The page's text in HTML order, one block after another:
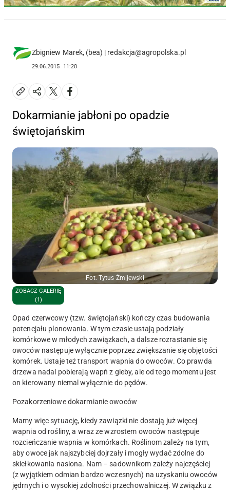
Zbigniew Marek, (bea) | redakcja@agropolska.pl
29.06.2015 11:20
Dokarmianie jabłoni po opadzie
świętojańskim
Fot. Tytus Żmijewski
ZOBACZ GALERIĘ
(1)
Opad czerwcowy (tzw. świętojański) kończy czas budowania
potencjału plonowania. W tym czasie ustają podziały
komórkowe w młodych zawiązkach, a dalsze rozrastanie się
owoców następuje wyłącznie poprzez zwiększanie się objętości
komórek. Ustaje też transport wapnia do owoców. Co prawda
drzewa nadal pobierają wapń z gleby, ale od tego momentu jest
on kierowany niemal wyłącznie do pędów.
Pozakorzeniowe dokarmianie owoców
Mamy więc sytuację, kiedy zawiązki nie dostają już więcej
wapnia od rośliny, a wraz ze wzrostem owoców następuje
rozcieńczanie wapnia w komórkach. Roślinom zależy na tym,
aby owoce jak najszybciej dojrzały i mogły wydać zdolne do
skiełkowania nasiona. Nam – sadownikom zależy najczęściej
(z wyjątkiem odmian bardzo wczesnych) na uzyskaniu owoców
jędrnych i o wysokiej zdolności przechowalniczej. W związku z